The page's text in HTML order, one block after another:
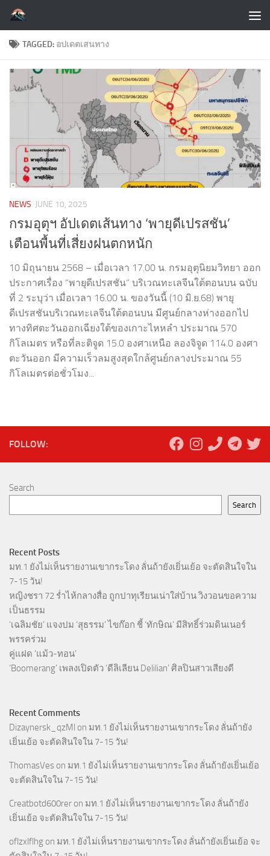
Skip to content
TAGGED: อปเดตเสนทาง
NEWS JUNE 10, 2025
กรมอุตุฯ อัปเดตเส้นทาง ‘พายุดีเปรสชัน’
เตือนพื้นที่เสี่ยงฝนตกหนัก
10 มิถุนายน 2568 – เมื่อเวลา 17.00 น. กรมอุตุนิยมวิทยา ออก
ประกาศเรื่อง “พายุดีเปรสชัน” บริเวณทะเลจีนใต้ตอนบน ฉบับ
ที่ 2 ระบุว่า เมื่อเวลา 16.00 น. ของวันนี้ (10 มิ.ย.68) พายุ
ดีเปรสชันบริเวณทะเลจีนใต้ตอนบน มีศูนย์กลางห่างออกไป
ทางทิศตะวันออกเฉียงใต้ของเกาะไหหลำ ประมาณ 570
กิโลเมตร หรือที่ละติจูด 15.0 องศาเหนือ ลองจิจูด 114.0 องศา
ตะวันออก มีความเร็วลมสูงสุดใกล้ศูนย์กลางประมาณ 55
กิโลเมตรต่อชั่วโมง...
FOLLOW:
Search
Search
Recent Posts
มท.1 ยังไม่เห็นรายงานเขากระโดง ลั่นถ้ายังเยิ่นเย้อ จะตัดสินใจใน
7-15 วัน!
หญิงชรา 72 ร่ำไห้กลางสื่อ ถูกปาทุเรียนเน่าใส่บ้าน วิงวอนขอความ
เป็นธรรม
‘เฉลิมชัย’ แจงปม ‘สุธรรม’ ไขก๊อก ชี้ ‘ทักษิณ’ มีสิทธิ์ร่วมดินเนอร์
พรรคร่วม
คู่แฝด ‘แม้ว-ทอน’
‘Boomerang’ เพลงเปิดตัว ‘ดีลิเลียน Delilian’ ศิลปินสาวเสียงดี
Recent Comments
Dizaynersk_qzMl on มท.1 ยังไม่เห็นรายงานเขากระโดง ลั่นถ้ายัง
เยิ่นเย้อ จะตัดสินใจใน 7-15 วัน!
ThomasVes on มท.1 ยังไม่เห็นรายงานเขากระโดง ลั่นถ้ายังเยิ่นเย้อ
จะตัดสินใจใน 7-15 วัน!
Creatbotd600rer on มท.1 ยังไม่เห็นรายงานเขากระโดง ลั่นถ้ายัง
เยิ่นเย้อ จะตัดสินใจใน 7-15 วัน!
oflzxlflhg on มท.1 ยังไม่เห็นรายงานเขากระโดง ลั่นถ้ายังเยิ่นเย้อ จะ